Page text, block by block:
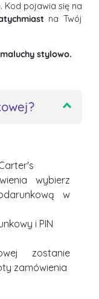
Kod pojawia się na
na Twój
stylowo.
wybierz
w
i PIN
zostanie
zamówienia